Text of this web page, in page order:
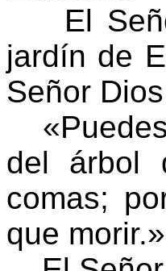
El
jardín de
Señor
«Puedes
del árbol
comas;
que morir.»